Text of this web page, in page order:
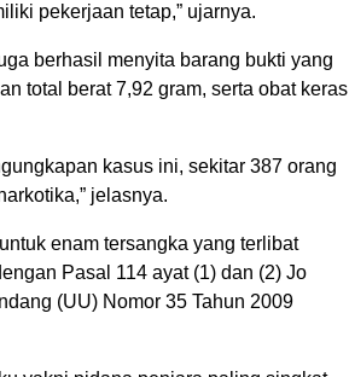
pekerjaan tetap,” ujarnya.
berhasil menyita barang bukti yang
total berat 7,92 gram, serta obat keras
kasus ini, sekitar 387 orang
jelasnya.
enam tersangka yang terlibat
Pasal 114 ayat (1) dan (2) Jo
(UU) Nomor 35 Tahun 2009